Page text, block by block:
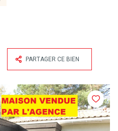
PARTAGER CE BIEN